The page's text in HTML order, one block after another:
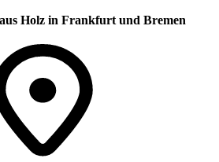
Holz in Frankfurt und Bremen